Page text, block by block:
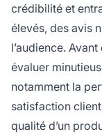
crédibilité et
élevés, des avis
l’audience.
évaluer
notamment la
satisfaction
qualité d’un